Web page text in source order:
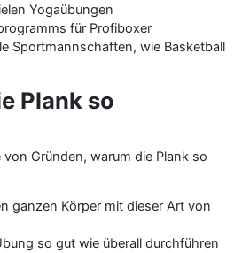
Yogaübungen
für Profiboxer
Sportmannschaften, wie Basketball
Plank so
von Gründen, warum die Plank so
ganzen Körper mit dieser Art von
so gut wie überall durchführen